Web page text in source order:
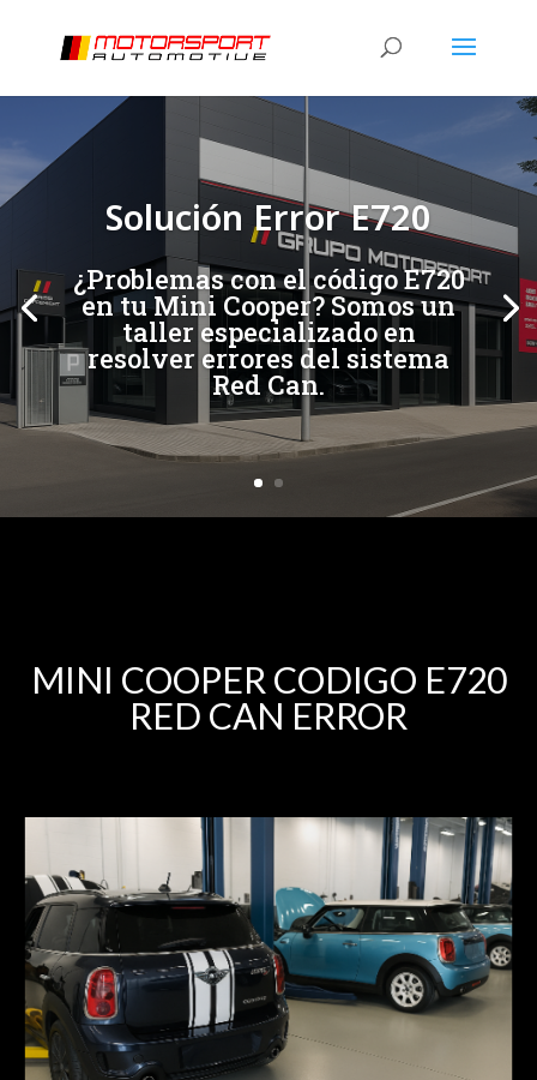
Solución Error E720
¿Problemas con el código E720
en tu Mini Cooper? Somos un
taller especializado en
resolver errores del sistema
Red Can.
[/et_pb_slide]
MINI COOPER CODIGO E720
RED CAN ERROR